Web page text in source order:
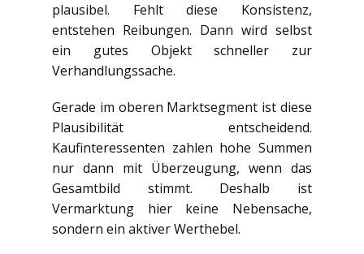
plausibel. Fehlt diese Konsistenz,
entstehen Reibungen. Dann wird selbst
ein gutes Objekt schneller zur
Verhandlungssache.
Gerade im oberen Marktsegment ist diese
Plausibilität entscheidend.
Kaufinteressenten zahlen hohe Summen
nur dann mit Überzeugung, wenn das
Gesamtbild stimmt. Deshalb ist
Vermarktung hier keine Nebensache,
sondern ein aktiver Werthebel.